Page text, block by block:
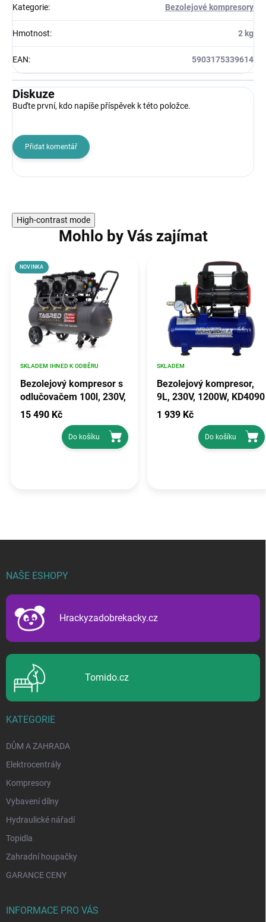
Kategorie: Bezolejové kompresory
Hmotnost: 2 kg
EAN: 5903175339614
Diskuze
Buďte první, kdo napíše příspěvek k této položce.
Přidat komentář
High-contrast mode
Mohlo by Vás zajímat
NOVINKA
Bezolejový kompresor s
odlučovačem 100l, 230V,
6 pístů, 6000W 10 BAR
SKLADEM IHNED K ODBĚRU
15 490 Kč
Do košíku
Bezolejový kompresor,
9L, 230V, 1200W, KD4090
SKLADEM
1 939 Kč
Do košíku
NAŠE ESHOPY
Hrackyzadobrekacky.cz
Tomido.cz
KATEGORIE
DŮM A ZAHRADA
Elektrocentrály
Kompresory
Vybavení dílny
Hydraulické nářadí
Topidla
Zahradní houpačky
GARANCE CENY
INFORMACE PRO VÁS